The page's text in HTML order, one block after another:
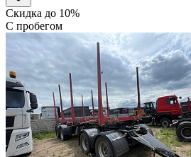
Скидка до 10%
С пробегом